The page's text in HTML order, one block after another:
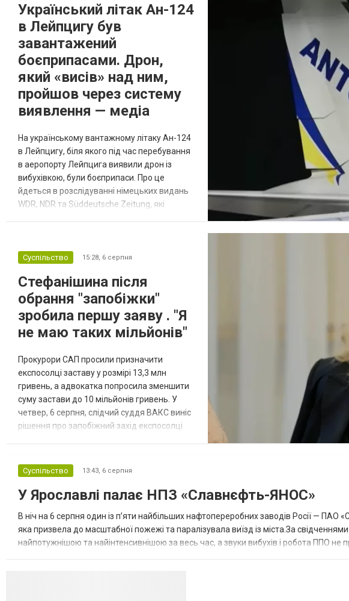
Український літак Ан-124
в Лейпцигу був
завантажений
боєприпасами. Дрон,
який «висів» над ним,
пройшов через систему
виявлення — медіа
На українському вантажному літаку Ан-124
в Лейпцигу, біля якого під час перебування
в аеропорту Лейпцига виявили дрон із
вибухівкою, були боєприпаси. Про це
йдеться в розслідуванні німецьких видань
WDR, NDR та Süddeutsche Zeitung, які
доставили з Франції до Лейпцига, після
даними слідства, 4 серпня о...
Суспільство 15:28, 6 серпня
Стефанішина після
обрання "запобіжки"
зробила першу заяву . "Я
не маю таких мільйонів"
Прокурори САП просили призначити
експосолці заставу у розмірі 13,3 млн
гривень, а адвокатка попросила зменшити
суму застави до 10 мільйонів гривень. У
четвер, 6 серпня, слідчий суддя ВАКС виніс
рішення про запобіжний захід експосолці
відомо із зали суду, повідомляє
кореспондент ТСН. Прокурори САП просили
призначити експосолці заставу у розмірі
13,3 млн гривень. Своєю черго...
Суспільство 13:43, 6 серпня
У Ярославлі палає НПЗ «Славнєфть-ЯНОС»
В ніч на 6 серпня один із п’яти найбільших нафтопереробних заводів Росії — ПАО
яка призвела до масштабної пожежі та паралізувала виїзд із міста.За
найпотужнішою та найінтенсивнішою за весь час, а звуки вибухів і робота ППО не